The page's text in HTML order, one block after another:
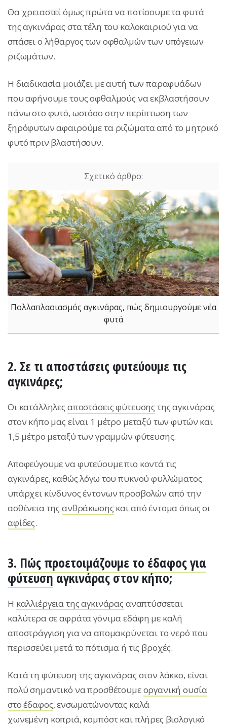
Θα χρειαστεί όμως πρώτα να ποτίσουμε τα φυτά
της αγκινάρας στα τέλη του καλοκαιριού για να
σπάσει ο λήθαργος των οφθαλμών των υπόγειων
ριζωμάτων.
Η διαδικασία μοιάζει με αυτή των παραφυάδων
που αφήνουμε τους οφθαλμούς να εκβλαστήσουν
πάνω στο φυτό, ωστόσο στην περίπτωση των
ξηρόφυτων αφαιρούμε τα ριζώματα από το μητρικό
φυτό πριν βλαστήσουν.
Πολλαπλασιασμός αγκινάρας, πώς δημιουργούμε νέα
φυτά
2. Σε τι αποστάσεις φυτεύουμε τις
αγκινάρες;
Οι κατάλληλες αποστάσεις φύτευσης της αγκινάρας
στον κήπο μας είναι 1 μέτρο μεταξύ των φυτών και
1,5 μέτρο μεταξύ των γραμμών φύτευσης.
Αποφεύγουμε να φυτεύουμε πιο κοντά τις
αγκινάρες, καθώς λόγω του πυκνού φυλλώματος
υπάρχει κίνδυνος έντονων προσβολών από την
ασθένεια τηςανθράκωσης και από έντομα όπως οι
αφίδες.
3. Πώς προετοιμάζουμε το έδαφος για
φύτευσηαγκινάρας στον κήπο;
Η καλλιέργεια της αγκινάρας αναπτύσσεται
καλύτερα σε αφράτα γόνιμα εδάφη με καλή
αποστράγγιση για να απομακρύνεται το νερό που
περισσεύει μετά το πότισμα ή τις βροχές.
Κατά τη φύτευση της αγκινάρας στον λάκκο, είναι
πολύ σημαντικό να προσθέτουμεοργανική ουσία
στο έδαφος, ενσωματώνοντας καλά
χωνεμένη κοπριά, κομπόστκαι πλήρες βιολογικό